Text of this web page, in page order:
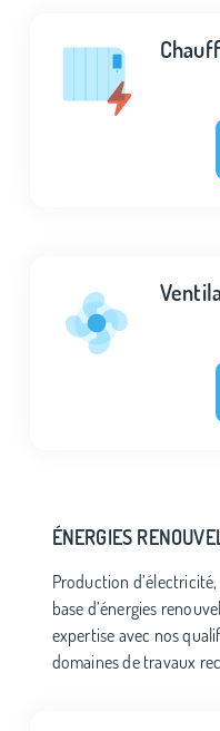
ÉNERGIES
Production
base d’énergies
expertise avec nos
domaines de travaux